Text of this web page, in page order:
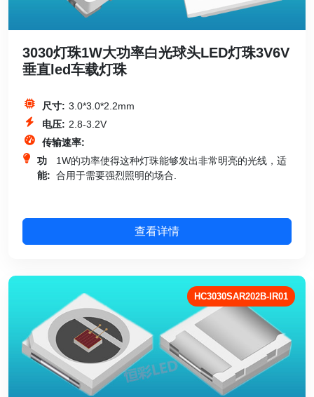
3030灯珠1W大功率白光球头LED灯珠3V6V
垂直led车载灯珠
尺寸: 3.0*3.0*2.2mm
电压: 2.8-3.2V
传输速率:
功
能:
1W的功率使得这种灯珠能够发出非常明亮的光线，适
合用于需要强烈照明的场合.
查看详情
HC3030SAR202B-IR01